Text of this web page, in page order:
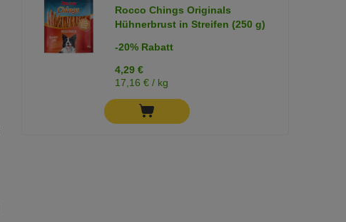
Rocco Chings Originals
Hühnerbrust in Streifen (250 g)
-20% Rabatt
4,29 €
17,16 € / kg